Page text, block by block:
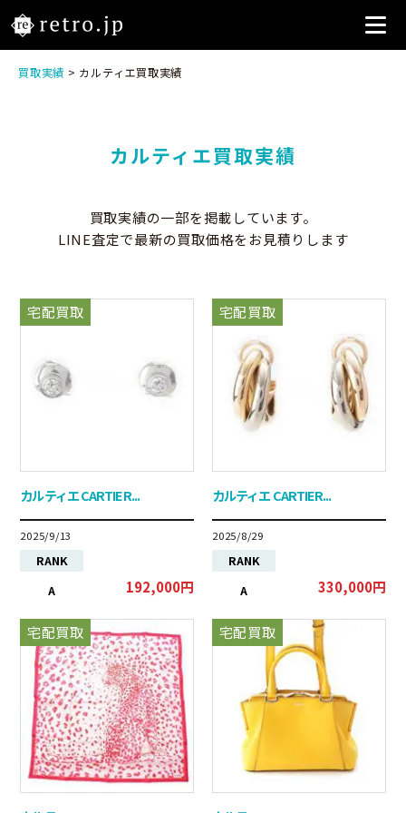
買取実績 > カルティエ買取実績
カルティエ買取実績
買取実績の一部を掲載しています。
LINE査定で最新の買取価格をお見積りします
宅配買取
カルティエ CARTIER...
2025/9/13
RANK
A
192,000円
宅配買取
カルティエ CARTIER...
2025/8/29
RANK
A
330,000円
宅配買取 宅配買取